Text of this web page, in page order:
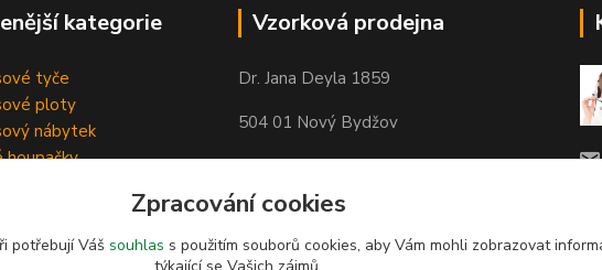
kategorie
tyče
ploty
nábytek
houpačky
Vzorková prodejna
Dr. Jana Deyla 1859
504 01 Nový Bydžov
Otevírací doba:
Po - Pá 8:00 - 17:00
So - 8:00 - 17:00
Zpracování cookies
potřebují Váš souhlas s použitím souborů cookies, aby Vám mohli zobrazovat